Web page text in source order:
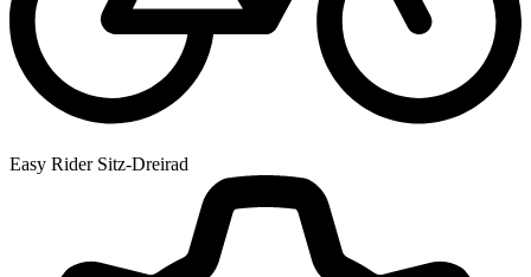
Easy Rider Sitz-Dreirad